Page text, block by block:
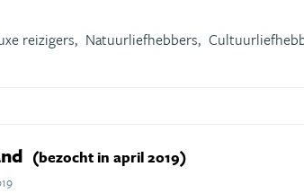
reizigers, Natuurliefhebbers,
(bezocht in april 2019)